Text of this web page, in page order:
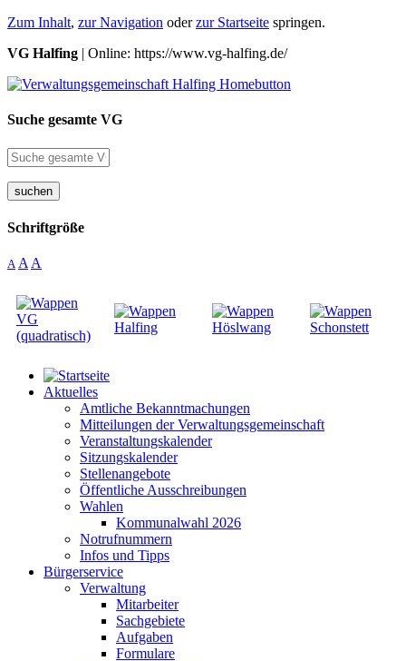
Zum Inhalt, zur Navigation oderzur Startseite springen.
VG Halfing | Online: https://www.vg-halfing.de/
Suche gesamte VG
suchen
Schriftgröße
A A A
Aktuelles
Amtliche Bekanntmachungen
Mitteilungen der Verwaltungsgemeinschaft
Veranstaltungskalender
Sitzungskalender
Stellenangebote
Öffentliche Ausschreibungen
Wahlen
Kommunalwahl 2026
Notrufnummern
Infos und Tipps
Bürgerservice
Verwaltung
Mitarbeiter
Sachgebiete
Aufgaben
Formulare